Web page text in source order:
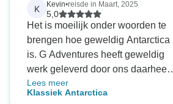
K Kevin•reisde in Maart, 2025
5,0
Het is moeilijk onder woorden te
brengen hoe geweldig Antarctica
is. G Adventures heeft geweldig
werk geleverd door ons daarheen
te brengen en ons een geweldige
ervaring te bezorgen.
Lees meer
Klassiek Antarctica